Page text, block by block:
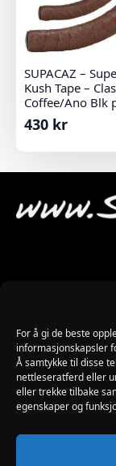
For å gi de beste
informasjonskapsler
Å samtykke til disse
nettleseratferd eller
eller trekke tilbake
egenskaper og
SUPACAZ –
Kush Tape –
Coffee/Ano Blk
430 kr